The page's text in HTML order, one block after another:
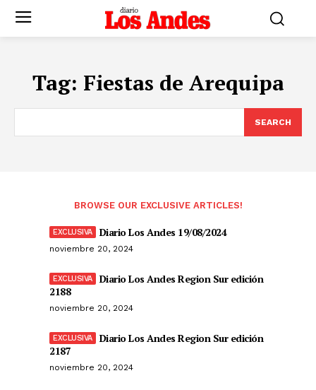
Tag: Fiestas de Arequipa
SEARCH
BROWSE OUR EXCLUSIVE ARTICLES!
Diario Los Andes 19/08/2024
noviembre 20, 2024
Diario Los Andes Region Sur edición
2188
noviembre 20, 2024
Diario Los Andes Region Sur edición
2187
noviembre 20, 2024